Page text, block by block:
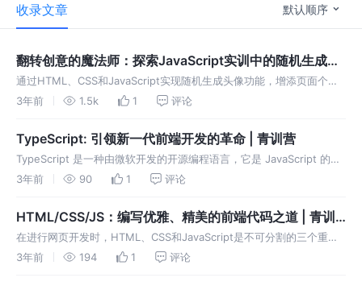
收录文章 默认顺序
翻转创意的魔法师：探索JavaScript实训中的随机生成头
像功能 | 青训营
通过HTML、CSS和JavaScript实现随机生成头像功能，增添页面个性
化。我们追求不仅仅功能实现，更将美学和艺术融入设计中。掌握前端
3年前 1.5k 1 评论
TypeScript: 引领新一代前端开发的革命 | 青训营
TypeScript 是一种由微软开发的开源编程语言，它是 JavaScript 的超
集，为 JavaScript 添加了静态类型和更强大的开发工具支持。
3年前 90 1 评论
HTML/CSS/JS：编写优雅、精美的前端代码之道 | 青训
营
在进行网页开发时，HTML、CSS和JavaScript是不可分割的三个重要
组成部分。每个部分都有自己的责任，然而编写高质量的代码需要遵循
3年前 194 1 评论